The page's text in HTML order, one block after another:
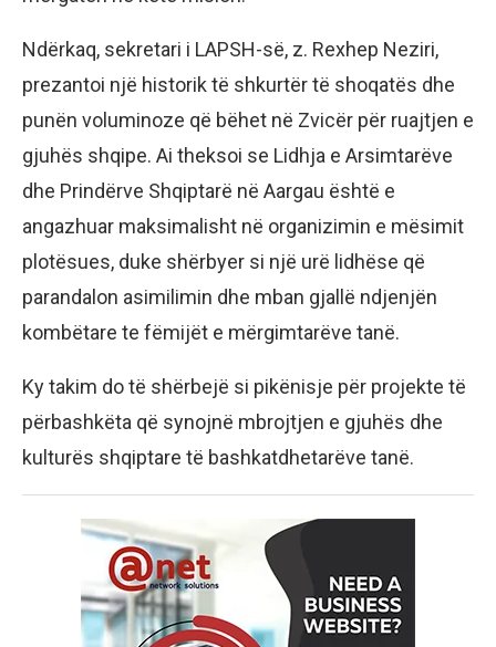
Ndërkaq, sekretari i LAPSH-së, z. Rexhep Neziri,
prezantoi një historik të shkurtër të shoqatës dhe
punën voluminoze që bëhet në Zvicër për ruajtjen e
gjuhës shqipe. Ai theksoi se Lidhja e Arsimtarëve
dhe Prindërve Shqiptarë në Aargau është e
angazhuar maksimalisht në organizimin e mësimit
plotësues, duke shërbyer si një urë lidhëse që
parandalon asimilimin dhe mban gjallë ndjenjën
kombëtare te fëmijët e mërgimtarëve tanë.
Ky takim do të shërbejë si pikënisje për projekte të
përbashkëta që synojnë mbrojtjen e gjuhës dhe
kulturës shqiptare të bashkatdhetarëve tanë.